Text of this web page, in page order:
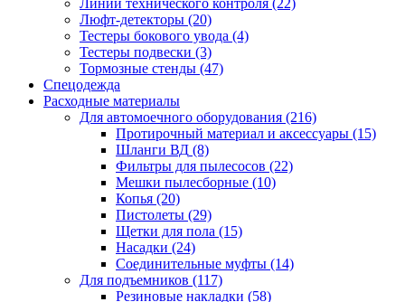
Линии технического контроля (22)
Люфт-детекторы (20)
Тестеры бокового увода (4)
Тестеры подвески (3)
Тормозные стенды (47)
Спецодежда
Расходные материалы
Для автомоечного оборудования (216)
Протирочный материал и аксессуары (15)
Шланги ВД (8)
Фильтры для пылесосов (22)
Мешки пылесборные (10)
Копья (20)
Пистолеты (29)
Щетки для пола (15)
Насадки (24)
Соединительные муфты (14)
Для подъемников (117)
Резиновые накладки (58)